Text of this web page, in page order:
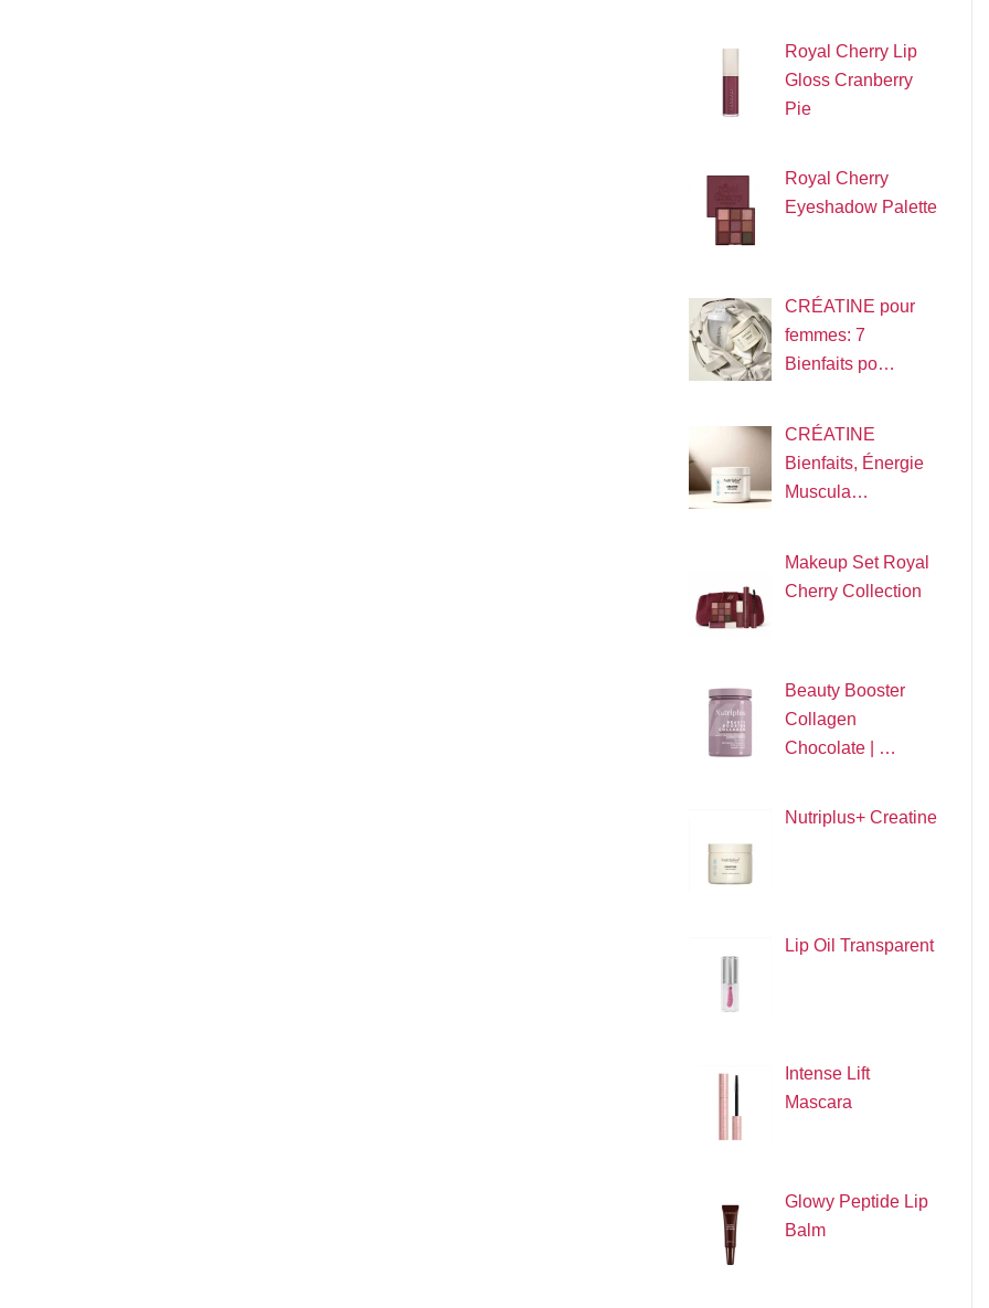
Royal Cherry Lip
Gloss Cranberry
Pie
Royal Cherry
Eyeshadow Palette
CRÉATINE pour
femmes: 7
Bienfaits po…
CRÉATINE
Bienfaits, Énergie
Muscula…
Makeup Set Royal
Cherry Collection
Beauty Booster
Collagen
Chocolate | …
Nutriplus+ Creatine
Lip Oil Transparent
Intense Lift
Mascara
Glowy Peptide Lip
Balm